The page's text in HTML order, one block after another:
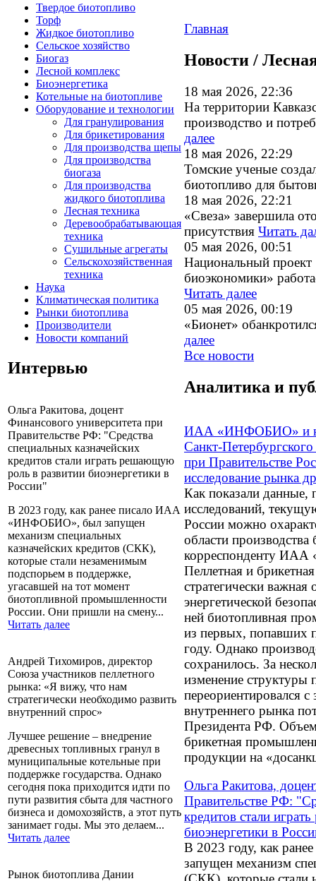
Твердое биотопливо
Торф
Жидкое биотопливо
Сельское хозяйство
Биогаз
Лесной комплекс
Биоэнергетика
Котельные на биотопливе
Оборудование и технологии
Для гранулирования
Для брикетирования
Для производства щепы
Для производства
биогаза
Для производства
жидкого биотоплива
Лесная техника
Деревообрабатывающая
техника
Сушильные агрегаты
Сельскохозяйственная
техника
Наука
Климатическая политика
Рынки биотоплива
Производители
Новости компаний
Интервью
Ольга Ракитова, доцент
Финансового университета при
Правительстве РФ: "Средства
специальных казначейских
кредитов стали играть решающую
роль в развитии биоэнергетики в
России"
В 2023 году, как ранее писало ИАА
«ИНФОБИО», был запущен
механизм специальных
казначейских кредитов (СКК),
которые стали незаменимым
подспорьем в поддержке,
угасавшей на тот момент
биотопливной промышленности
России. Они пришли на смену...
Читать далее
Андрей Тихомиров, директор
Союза участников пеллетного
рынка: «Я вижу, что нам
стратегически необходимо развить
внутренний спрос»
Лучшее решение – внедрение
древесных топливных гранул в
муниципальные котельные при
поддержке государства. Однако
сегодня пока приходится идти по
пути развития сбыта для частного
бизнеса и домохозяйств, а этот путь
занимает годы. Мы это делаем...
Читать далее
Рынок биотоплива Дании
Главная
Новости /
18 мая 2026, 22:36
На территории
производство и
далее
18 мая 2026, 22:29
Томские ученые
биотопливо для
18 мая 2026, 22:21
«Свеза» завершила
присутствия Читать
05 мая 2026, 00:51
Национальный проект
биоэкономики»
Читать далее
05 мая 2026, 00:19
«Бионет»
далее
Все новости
Аналитика и
ИАА «ИНФОБИО» и
Санкт-
при Правительстве
исследование рынка
Как показали данные,
исследований,
России можно
области производства
корреспонденту
Пеллетная и
стратегически
энергетической
ней биотопливная
из первых, попавших
году. Однако
сохранилось. За
изменение структуры
переориентировался с
внутреннего рынка
Президента РФ.
брикетная
продукции на
Ольга Ракитова,
Правительстве РФ:
кредитов стали
биоэнергетики в
В 2023 году, как
запущен механизм